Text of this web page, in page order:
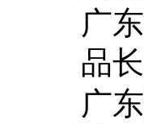
广
品
广